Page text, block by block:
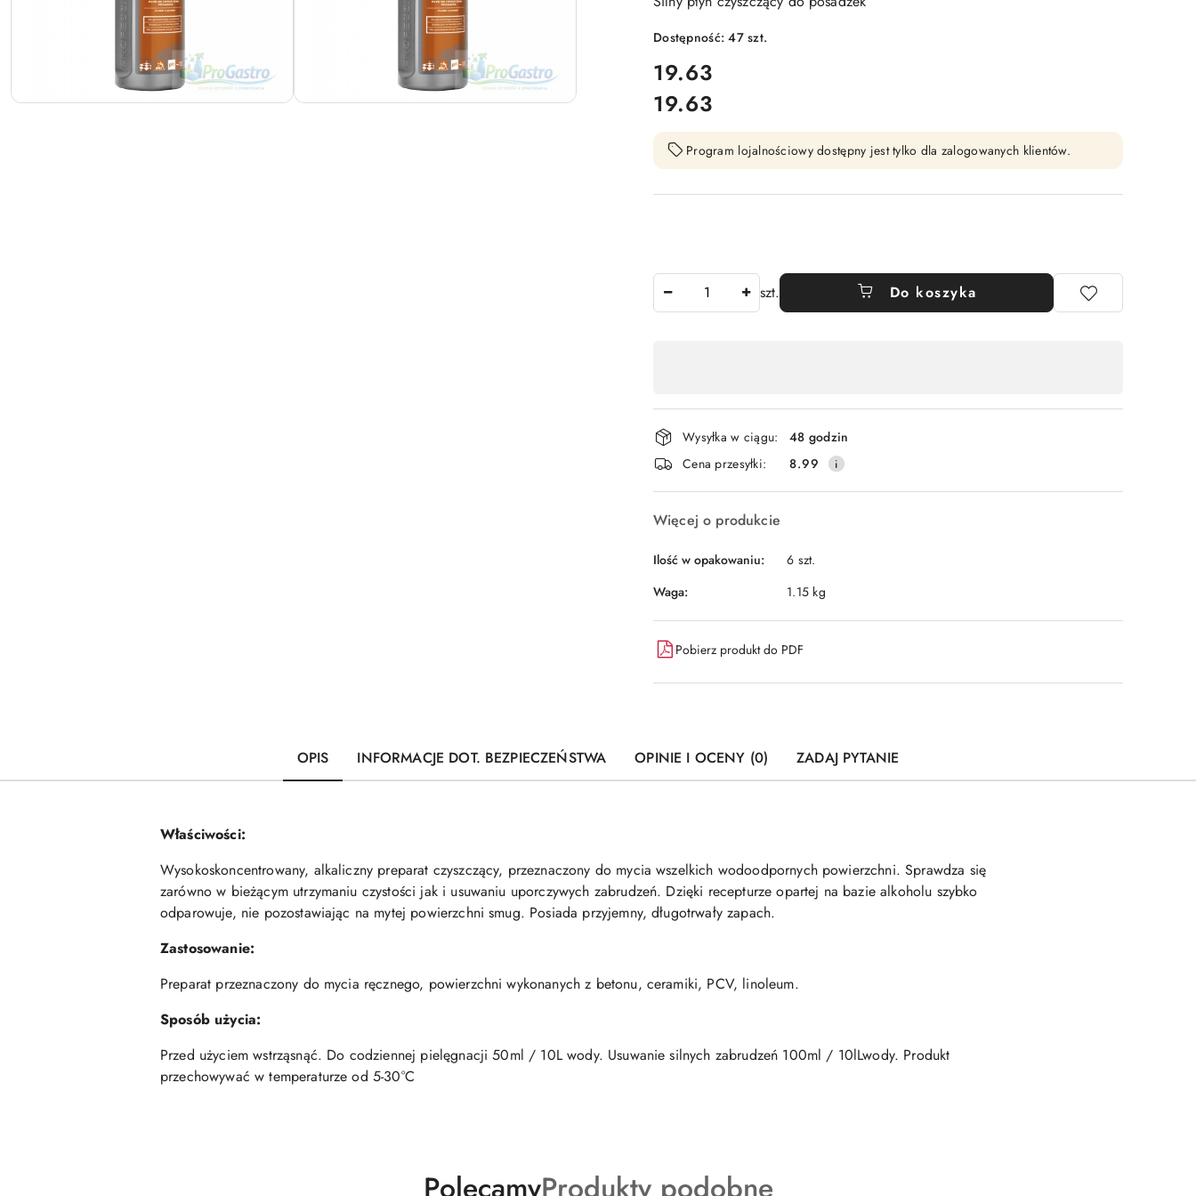
Dostępność:47szt.
cena:
19.63
Cena:
19.63
Program lojalnościowy dostępny jest tylko dla zalogowanych klientów.
szt. Do koszyka
płatność
i
dostawa
Wysyłka w ciągu:
48 godzin
Cena przesyłki:
8.99
Więcej o produkcie
Ilość w opakowaniu:
6 szt.
Waga:
1.15 kg
Pobierz produkt do PDF
OPIS INFORMACJE DOT. BEZPIECZEŃSTWA OPINIE I OCENY (0) ZADAJ PYTANIE
Właściwości:
Wysokoskoncentrowany, alkaliczny preparat czyszczący, przeznaczony do mycia wszelkich wodoodpornych powierzchni. Sprawdza się
zarówno w bieżącym utrzymaniu czystości jak i usuwaniu uporczywych zabrudzeń. Dzięki recepturze opartej na bazie alkoholu szybko
odparowuje, nie pozostawiając na mytej powierzchni smug. Posiada przyjemny, długotrwały zapach.
Zastosowanie:
Preparat przeznaczony do mycia ręcznego, powierzchni wykonanych z betonu, ceramiki, PCV, linoleum.
Sposób użycia:
Przed użyciem wstrząsnąć. Do codziennej pielęgnacji 50ml / 10L wody. Usuwanie silnych zabrudzeń 100ml / 10lLwody. Produkt
przechowywać w temperaturze od 5-30°C
ProduktyProdukty